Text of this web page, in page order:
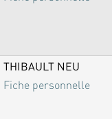
THIBAULT NEU
Fiche personnelle